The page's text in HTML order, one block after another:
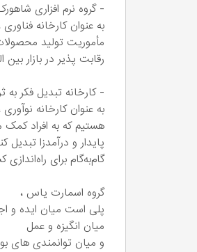
- گروه نرم افزاری
به عنوان کارخانه
مأموریت تولید
رقابت پذیر در بازار
- کارخانه تبدیل فکر به
به عنوان کارخانه
هستیم که به افراد
گام‌به‌گام برای
گروه اسمارت یاس ،
پلی است میان ایده و
میان انگیزه و عمل
و میان توانمندی های